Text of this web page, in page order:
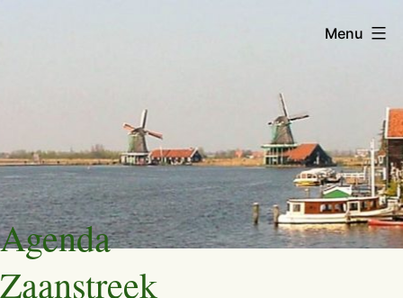
Ga
naar
de
inhoud
Agenda
Zaanstreek
Menu